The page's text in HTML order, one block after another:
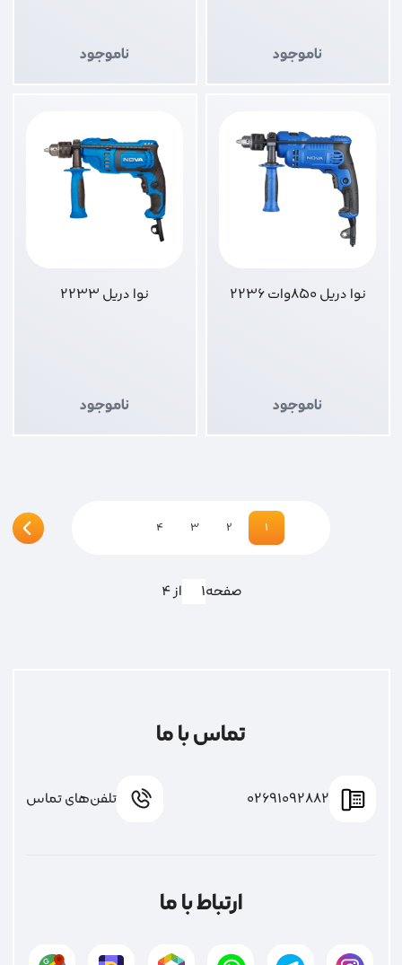
ناموجود ناموجود
نوا دریل 850وات 2236
ناموجود
نوا دریل 2233
ناموجود
1
2
3
4
صفحه از 4
تماس با ما
02691092882 تلفن‌های تماس
ارتباط با ما